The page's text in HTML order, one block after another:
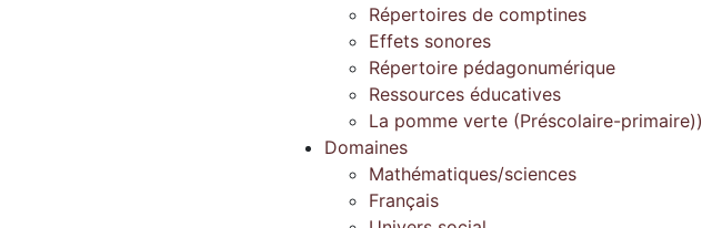
Répertoires de comptines
Effets sonores
Répertoire pédagonumérique
Ressources éducatives
La pomme verte (Préscolaire-primaire))
Domaines
Mathématiques/sciences
Français